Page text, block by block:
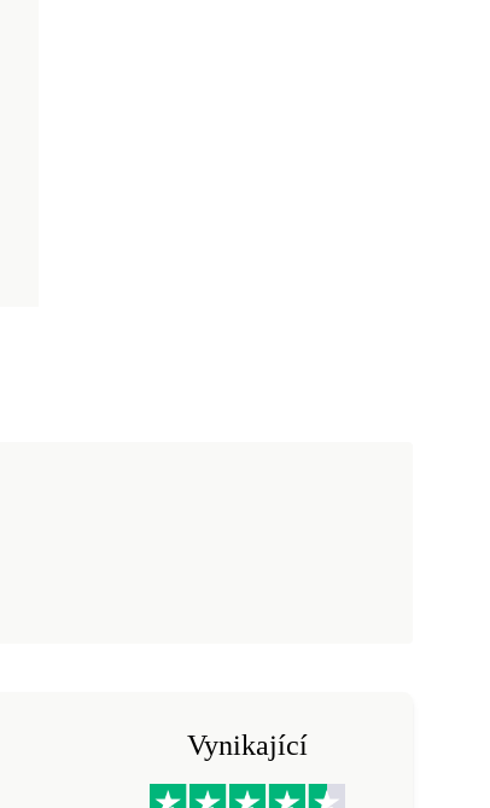
Vynikající